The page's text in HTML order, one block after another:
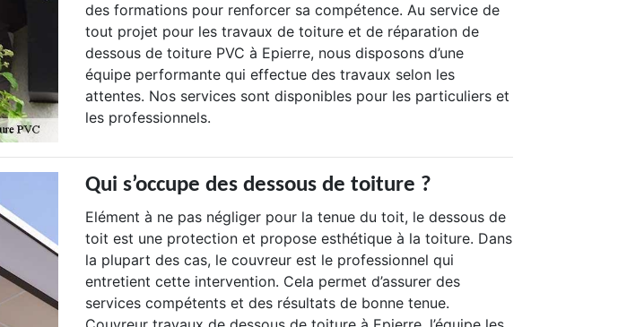
des formations pour renforcer sa compétence. Au service de
tout projet pour les travaux de toiture et de réparation de
dessous de toiture PVC à Epierre, nous disposons d’une
équipe performante qui effectue des travaux selon les
attentes. Nos services sont disponibles pour les particuliers et
les professionnels.
Qui s’occupe des dessous de toiture ?
Elément à ne pas négliger pour la tenue du toit, le dessous de
toit est une protection et propose esthétique à la toiture. Dans
la plupart des cas, le couvreur est le professionnel qui
entretient cette intervention. Cela permet d’assurer des
services compétents et des résultats de bonne tenue.